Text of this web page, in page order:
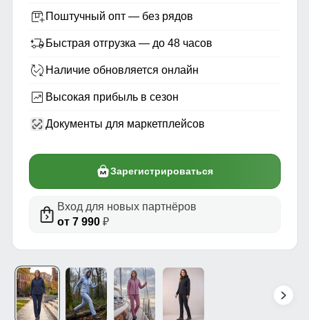
Поштучный опт — без рядов
Быстрая отгрузка — до 48 часов
Наличие обновляется онлайн
Высокая прибыль в сезон
Документы для маркетплейсов
Зарегистрироваться
Вход для новых партнёров
от 7 990₽